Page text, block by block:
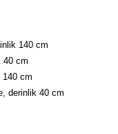
140 cm
40 cm
140 cm
derinlik 40 cm